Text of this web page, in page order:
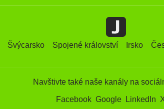
Švýcarsko Spojené království Irsko
Navštivte také naše kanály na
Facebook Google LinkedIn